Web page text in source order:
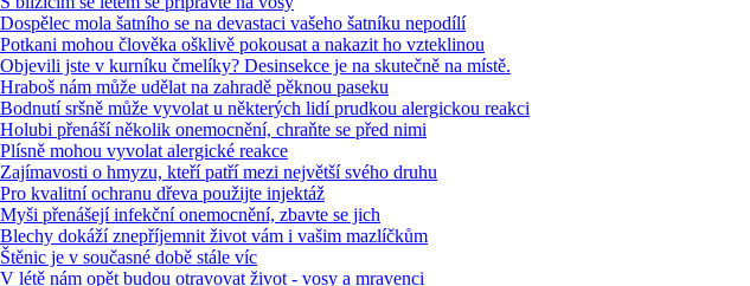
Dospělec mola šatního se na devastaci vašeho šatníku nepodílí
Potkani mohou člověka ošklivě pokousat a nakazit ho vzteklinou
Objevili jste v kurníku čmelíky? Desinsekce je na skutečně na místě.
Hraboš nám může udělat na zahradě pěknou paseku
Bodnutí sršně může vyvolat u některých lidí prudkou alergickou reakci
Holubi přenáší několik onemocnění, chraňte se před nimi
Plísně mohou vyvolat alergické reakce
Zajímavosti o hmyzu, kteří patří mezi největší svého druhu
Pro kvalitní ochranu dřeva použijte injektáž
Myši přenášejí infekční onemocnění, zbavte se jich
Blechy dokáží znepříjemnit život vám i vašim mazlíčkům
Štěnic je v současné době stále víc
V létě nám opět budou otravovat život - vosy a mravenci